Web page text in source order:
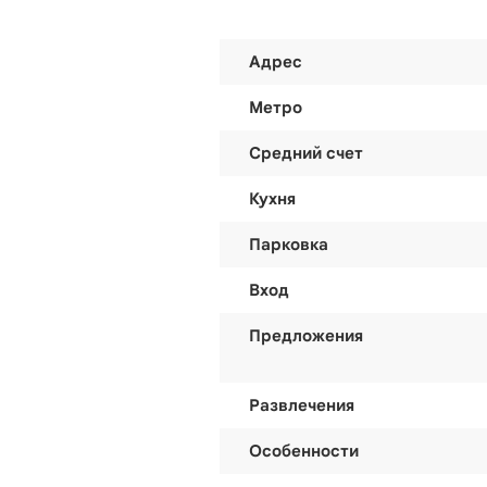
Адрес
Метро
Средний счет
Кухня
Парковка
Вход
Предложения
Развлечения
Особенности